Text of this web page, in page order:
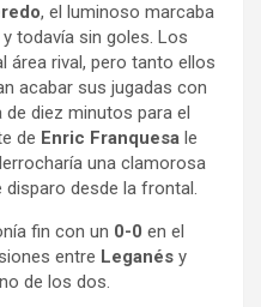
, el luminoso marcaba
todavía sin goles. Los
área rival, pero tanto ellos
acabar sus jugadas con
diez minutos para el
de Enric Franquesa le
una clamorosa
desde la frontal.
fin con un 0-0 en el
entre Leganés y
de los dos.